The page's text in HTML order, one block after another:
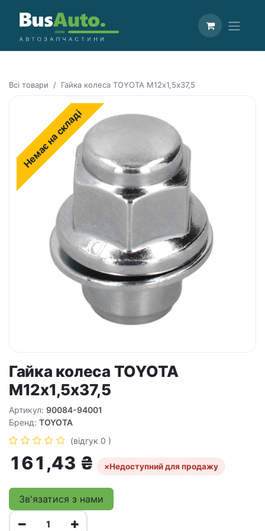
Всі товари Гайка колеса TOYOTA M12х1,5x37,5
Немає на складі
Гайка колеса TOYOTA
M12х1,5x37,5
Артикул: 90084-94001
Бренд: TOYOTA
(відгук 0 )
161,43 ₴ ×Недоступний для продажу
Зв'язатися з нами